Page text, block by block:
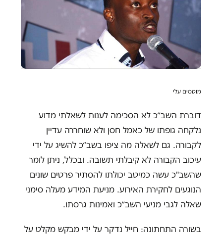
מוטסים עלי
דוברת השב״כ לא הסכימה לענות לשאלתי מדוע
נלקחה גופתו של כאמל חסן ולא שוחררה עדיין
לקבורה. גם לשאלה מה ציפו בשב״כ להשיג על ידי
עיכוב הקבורה לא קיבלתי תשובה. ובכלל, ניתן לומר
שהשב"כ עשה כמיטב יכולתו להסתיר פרטים שונים
הנוגעים לחקירת האירוע. מניעת המידע מעלה סימני
שאלה לגבי מניעי השב״כ ואמינות גרסתו.
בשורה התחתונה: חייל נדקר על ידי מבקש מקלט על